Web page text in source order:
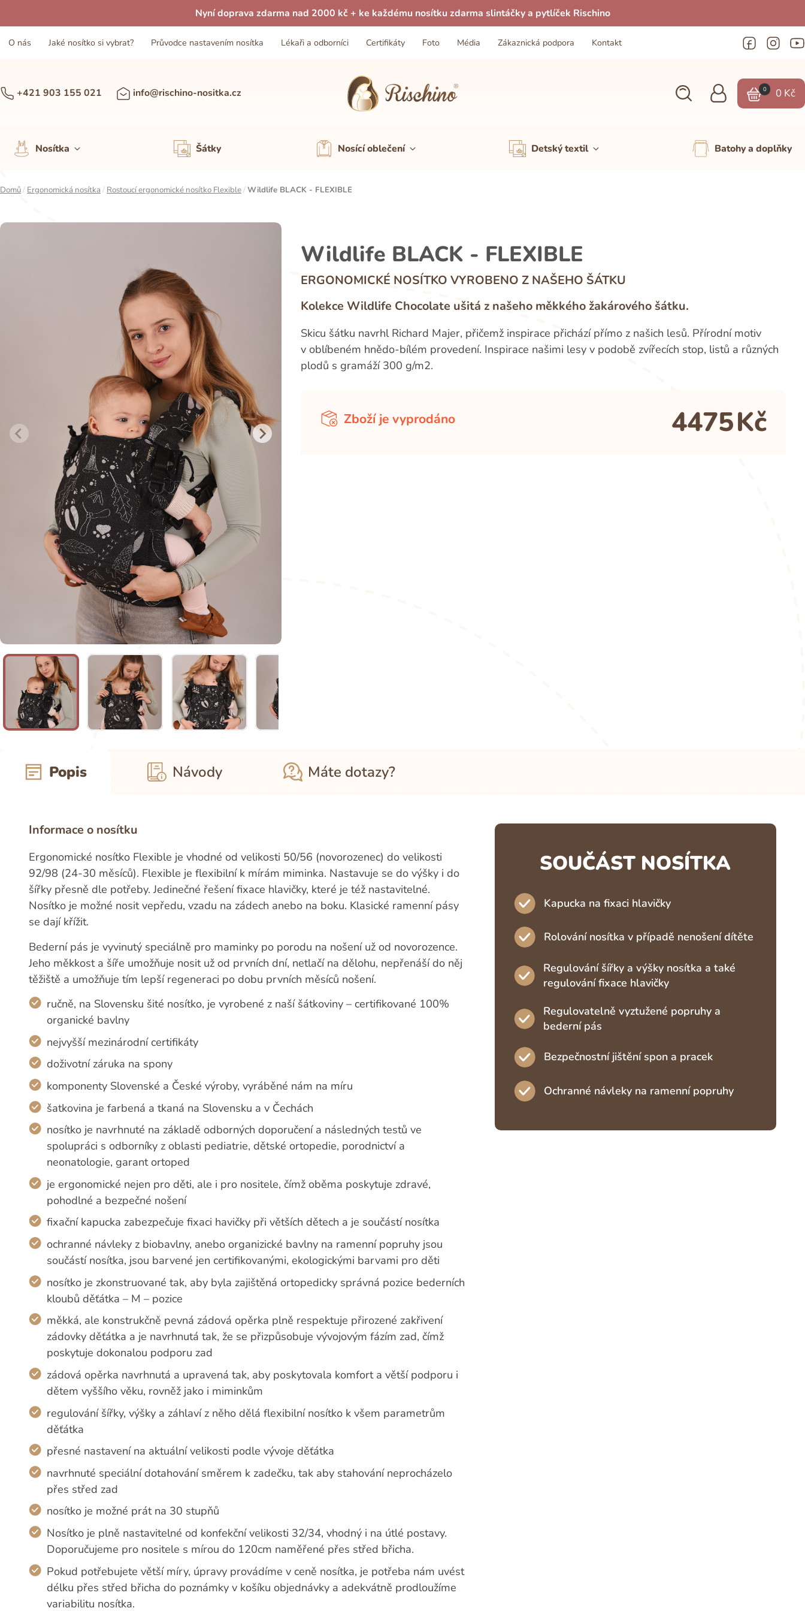
Nyní doprava zdarma nad 2000 kč + ke každému nosítku zdarma slintáčky a pytlíček Rischino
O nás Jaké nosítko si vybrat? Průvodce nastavením nosítka Lékaři a odborníci Certifikáty Foto Média Zákaznická podpora Kontakt
+421 903 155 021 info@rischino-nositka.cz 0 0 Kč
Nosítka Šátky Nosící oblečení Detský textil Batohy a doplňky
Domů/ Ergonomická nosítka / Rostoucí ergonomické nosítko Flexible/Wildlife BLACK - FLEXIBLE
Wildlife BLACK - FLEXIBLE
ERGONOMICKÉ NOSÍTKO VYROBENO Z NAŠEHO ŠÁTKU
Kolekce Wildlife Chocolate ušitá z našeho měkkého žakárového šátku.
Skicu šátku navrhl Richard Majer, přičemž inspirace přichází přímo z našich lesů. Přírodní motiv
v oblíbeném hnědo-bílém provedení. Inspirace našimi lesy v podobě zvířecích stop, listů a různých
plodů s gramáží 300 g/m2.
Zboží je vyprodáno 4475Kč
Popis Návody Máte dotazy?
Informace o nosítku
Ergonomické nosítko Flexible je vhodné od velikosti 50/56 (novorozenec) do velikosti
92/98 (24-30 měsíců). Flexible je flexibilní k mírám miminka. Nastavuje se do výšky i do
šířky přesně dle potřeby. Jedinečné řešení fixace hlavičky, které je též nastavitelné.
Nosítko je možné nosit vepředu, vzadu na zádech anebo na boku. Klasické ramenní pásy
se dají křížit.
Bederní pás je vyvinutý speciálně pro maminky po porodu na nošení už od novorozence.
Jeho měkkost a šíře umožňuje nosit už od prvních dní, netlačí na dělohu, nepřenáší do něj
těžiště a umožňuje tím lepší regeneraci po dobu prvních měsíců nošení.
ručně, na Slovensku šité nosítko, je vyrobené z naší šátkoviny – certifikované 100%
organické bavlny
nejvyšší mezinárodní certifikáty
doživotní záruka na spony
komponenty Slovenské a České výroby, vyráběné nám na míru
šatkovina je farbená a tkaná na Slovensku a v Čechách
nosítko je navrhnuté na základě odborných doporučení a následných testů ve
spolupráci s odborníky z oblasti pediatrie, dětské ortopedie, porodnictví a
neonatologie, garant ortoped
je ergonomické nejen pro děti, ale i pro nositele, čímž oběma poskytuje zdravé,
pohodlné a bezpečné nošení
fixační kapucka zabezpečuje fixaci havičky při větších dětech a je součástí nosítka
ochranné návleky z biobavlny, anebo organizické bavlny na ramenní popruhy jsou
součástí nosítka, jsou barvené jen certifikovanými, ekologickými barvami pro děti
nosítko je zkonstruované tak, aby byla zajištěná ortopedicky správná pozice bederních
kloubů děťátka – M – pozice
měkká, ale konstrukčně pevná zádová opěrka plně respektuje přirozené zakřivení
zádovky děťátka a je navrhnutá tak, že se přizpůsobuje vývojovým fázím zad, čímž
poskytuje dokonalou podporu zad
zádová opěrka navrhnutá a upravená tak, aby poskytovala komfort a větší podporu i
dětem vyššího věku, rovněž jako i miminkům
regulování šířky, výšky a záhlaví z něho dělá flexibilní nosítko k všem parametrům
děťátka
přesné nastavení na aktuální velikosti podle vývoje děťátka
navrhnuté speciální dotahování směrem k zadečku, tak aby stahování neprocházelo
přes střed zad
nosítko je možné prát na 30 stupňů
Nosítko je plně nastavitelné od konfekční velikosti 32/34, vhodný i na útlé postavy.
Doporučujeme pro nositele s mírou do 120cm naměřené přes střed břicha.
Pokud potřebujete větší míry, úpravy provádíme v ceně nosítka, je potřeba nám uvést
délku přes střed břicha do poznámky v košíku objednávky a adekvátně prodloužíme
variabilitu nosítka.
SOUČÁST NOSÍTKA
Kapucka na fixaci hlavičky
Rolování nosítka v případě nenošení dítěte
Regulování šířky a výšky nosítka a také
regulování fixace hlavičky
Regulovatelně vyztužené popruhy a
bederní pás
Bezpečnostní jištění spon a pracek
Ochranné návleky na ramenní popruhy